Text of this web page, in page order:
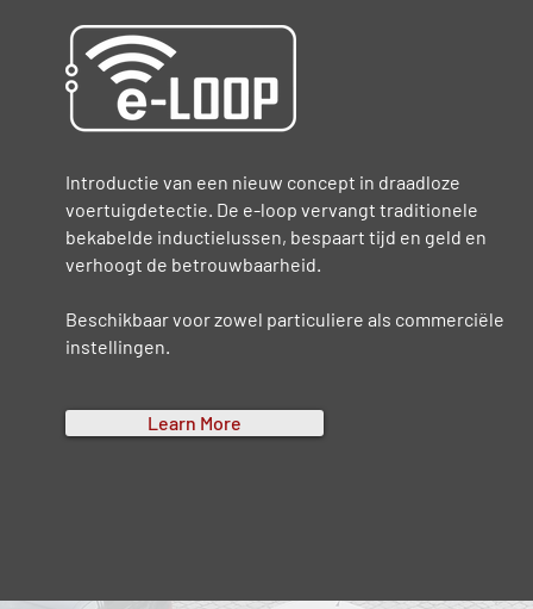
Introductie van een nieuw concept in draadloze
voertuigdetectie. De e-loop vervangt traditionele
bekabelde inductielussen, bespaart tijd en geld en
verhoogt de betrouwbaarheid.
Beschikbaar voor zowel particuliere als commerciële
instellingen.
Learn More